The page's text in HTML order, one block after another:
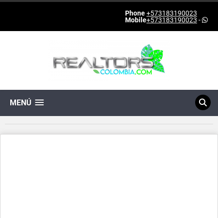
Phone+573183190023
Mobile+573183190023 -
MENÚ